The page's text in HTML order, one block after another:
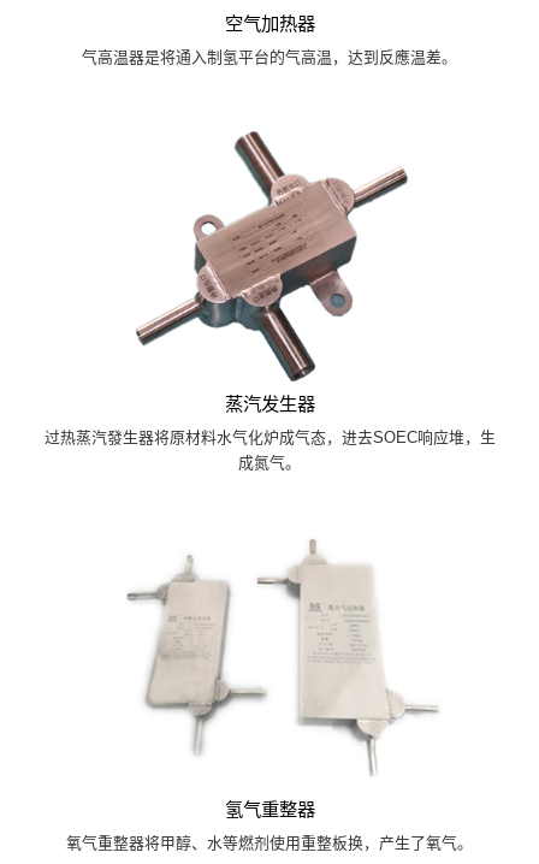
空气加热器
气高温器是将通入制氢平台的气高温，达到反應温差。
蒸汽发生器
过热蒸汽發生器将原材料水气化炉成气态，进去SOEC响应堆，生
成氮气。
氢气重整器
氧气重整器将甲醇、水等燃剂使用重整板换，产生了氧气。